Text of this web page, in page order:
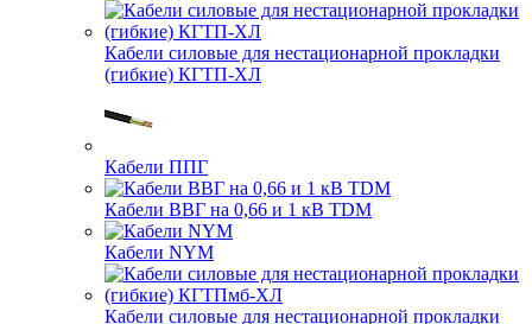
Кабели силовые для нестационарной прокладки
(гибкие) КГТП-ХЛ
Кабели ППГ
Кабели ВВГ на 0,66 и 1 кВ TDM
Кабели NYM
Кабели силовые для нестационарной прокладки